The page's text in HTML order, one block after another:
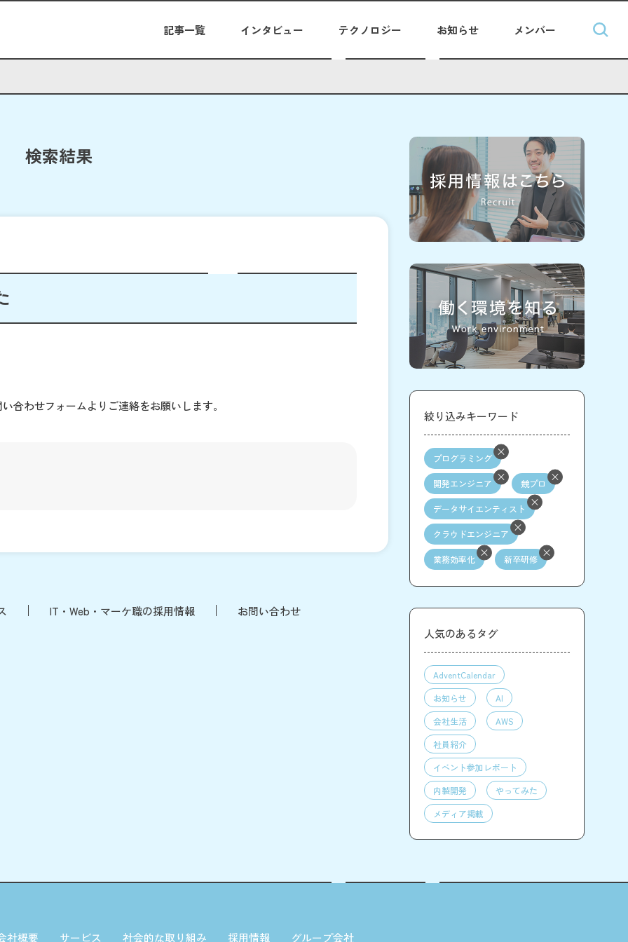
記事一覧 インタビュー テクノロジー お知らせ メンバー
検索結果
合わせフォームよりご連絡をお願いします。
IT・Web・マーケ職の採用情報 お問い合わせ
絞り込みキーワード
プログラミング
開発エンジニア 競プロ
データサイエンティスト
クラウドエンジニア
業務効率化 新卒研修
人気のあるタグ
AdventCalendar
お知らせ
AI
会社生活
AWS
社員紹介
イベント参加レポート
内製開発
やってみた
メディア掲載
社概要 サービス 社会的な取り組み 採用情報 グループ会社